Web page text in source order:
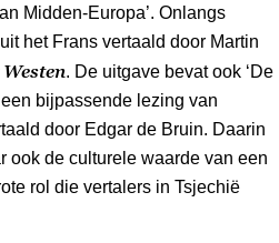
Midden-Europa’. Onlangs
het Frans vertaald door Martin
. De uitgave bevat ook ‘De
bijpassende lezing van
door Edgar de Bruin. Daarin
ook de culturele waarde van een
rol die vertalers in Tsjechië